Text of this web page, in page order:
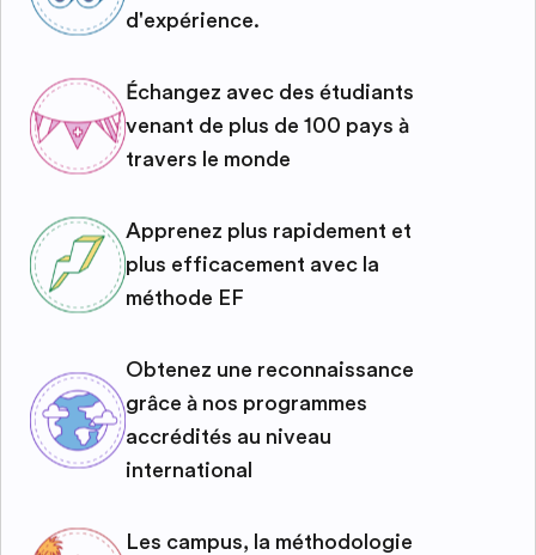
d'expérience.
Échangez avec des étudiants
venant de plus de 100 pays à
travers le monde
Apprenez plus rapidement et
plus efficacement avec la
méthode EF
Obtenez une reconnaissance
grâce à nos programmes
accrédités au niveau
international
Les campus, la méthodologie